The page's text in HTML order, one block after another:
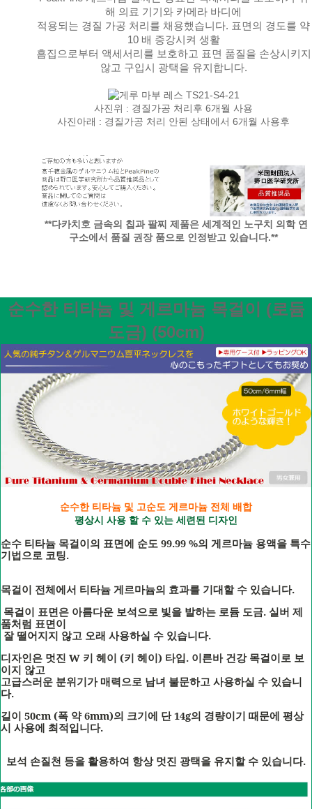
해 의료 기기와 카메라 바디에
적용되는 경질 가공 처리를 채용했습니다. 표면의 경도를 약
10 배 증강시켜 생활
흠집으로부터 액세서리를 보호하고 표면 품질을 손상시키지
않고 구입시 광택을 유지합니다.
사진위 : 경질가공 처리후 6개월 사용
사진아래 : 경질가공 처리 안된 상태에서 6개월 사용후
**다카치호 금속의 칩과 팔찌 제품은 세계적인 노구치 의학 연
구소에서 품질 권장 품으로 인정받고 있습니다.**
순수한 티타늄 및 게르마늄 목걸이 (로듐
도금) (50cm)
순수한 티타늄 및 고순도 게르마늄 전체 배합
평상시 사용 할 수 있는 세련된 디자인
순수 티타늄 목걸이의 표면에 순도 99.99 %의 게르마늄 용액을 특수
기법으로 코팅.
목걸이 전체에서 티타늄 게르마늄의 효과를 기대할 수 있습니다.
목걸이 표면은 아름다운 보석으로 빛을 발하는 로듐 도금. 실버 제
품처럼 표면이
잘 떨어지지 않고 오래 사용하실 수 있습니다.
디자인은 멋진 W 키 헤이 (키 헤이 ) 타입. 이른바 건강 목걸이로 보
이지
않고
고급스러운 분위기가 매력으로 남녀 불문하고 사용하실 수 있습니
다.
길이 50cm (폭 약6mm)의 크기에 단14g의 경량이기 때문에
평상
시 사용에 최적입니다.
보석 손질 천 등을 활용하여 항상 멋진 광택을 유지할 수 있습니다.